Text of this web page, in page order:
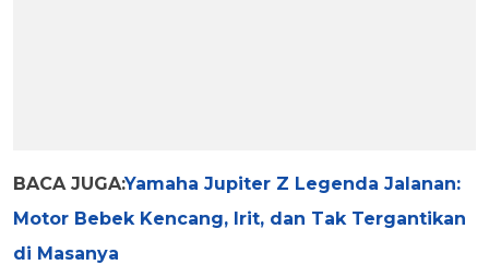
BACA JUGA:Yamaha Jupiter Z Legenda Jalanan:
Motor Bebek Kencang, Irit, dan Tak Tergantikan
di Masanya